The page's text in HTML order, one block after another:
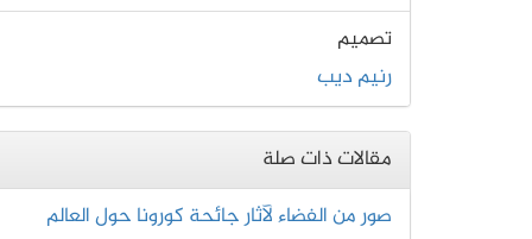
تصميم
رنيم ديب
مقالات ذات صلة
صور من الفضاء لآثار جائحة كورونا حول العالم